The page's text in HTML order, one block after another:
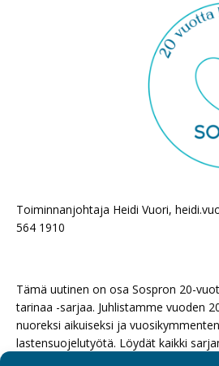
Toiminnanjohtaja Heidi Vuori,
564 1910
Tämä uutinen on osa Sospron 20-
tarinaa -sarjaa. Juhlistamme vuoden
nuoreksi aikuiseksi ja
lastensuojelutyötä. Löydät kaikki